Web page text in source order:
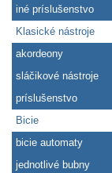
iné príslušenstvo
Klasické nástroje
akordeony
sláčikové nástroje
príslušenstvo
Bicie
bicie automaty
jednotlivé bubny